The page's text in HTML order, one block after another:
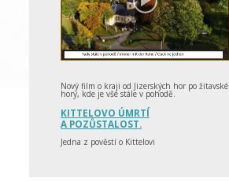
Nový film o kraji od Jizerských hor po žitavské
hory, kde je vše stále v pohodě.
KITTELOVO ÚMRTÍ
A POZŮSTALOST.
Jedna z pověstí o Kittelovi